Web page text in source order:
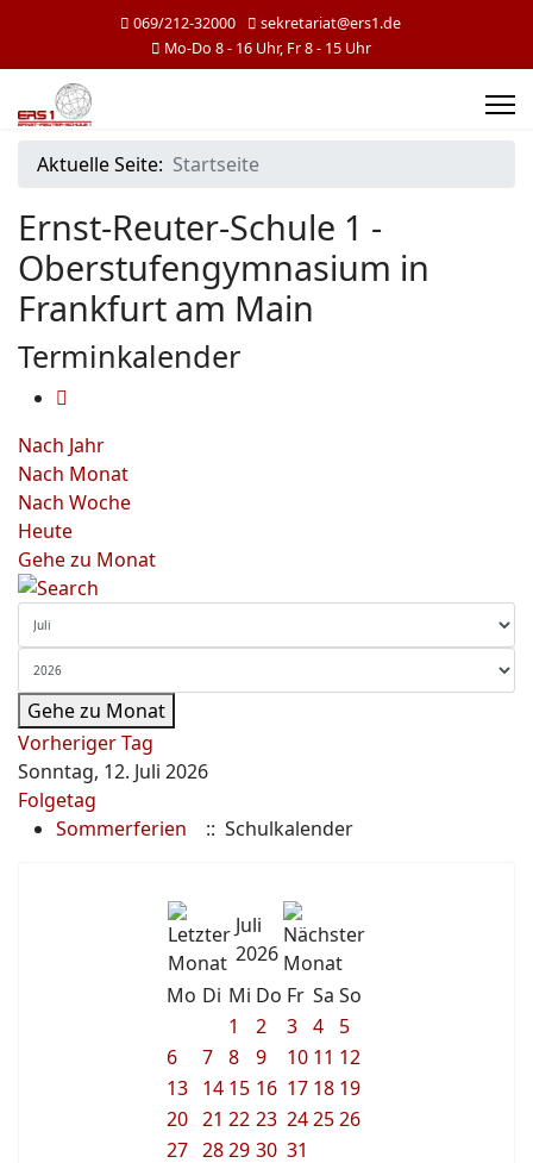
069/212-32000
sekretariat@ers1.de
Mo-Do 8 - 16 Uhr, Fr 8 - 15 Uhr
Aktuelle Seite: Startseite
Ernst-Reuter-Schule 1 -
Oberstufengymnasium in
Frankfurt am Main
Terminkalender
Nach Jahr
Nach Monat
Nach Woche
Heute
Gehe zu Monat
Gehe zu Monat
Vorheriger Tag
Sonntag, 12. Juli 2026
Folgetag
Sommerferien
:: Schulkalender
Juli
2026
Mo Di Mi Do Fr Sa So
1
2 3 4
5
6
7 8 9 10 11 12
13 14 15 16 17 18 19
20 21 22 23 242526
27 2829 30 31